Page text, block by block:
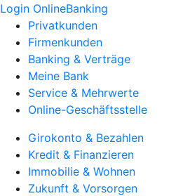
Login OnlineBanking
Privatkunden
Firmenkunden
Banking & Verträge
Meine Bank
Service & Mehrwerte
Online-Geschäftsstelle
Girokonto & Bezahlen
Kredit & Finanzieren
Immobilie & Wohnen
Zukunft & Vorsorgen